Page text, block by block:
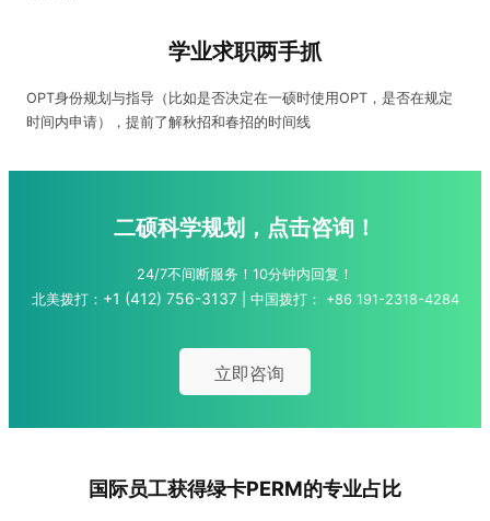
学业求职两手抓
OPT身份规划与指导（比如是否决定在一硕时使用OPT，是否在规定
时间内申请），提前了解秋招和春招的时间线
二硕科学规划，点击咨询！
24/7不间断服务！10分钟内回复！
北美拨打： +1 (412) 756-3137 | 中国拨打： +86 191-2318-4284
立即咨询
国际员工获得绿卡PERM的专业占比